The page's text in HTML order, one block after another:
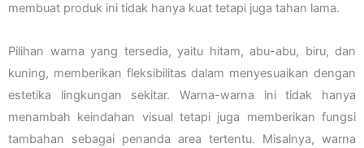
membuat produk ini tidak hanya kuat tetapi juga tahan lama.
Pilihan warna yang tersedia, yaitu hitam, abu-abu, biru, dan
kuning, memberikan fleksibilitas dalam menyesuaikan dengan
estetika lingkungan sekitar. Warna-warna ini tidak hanya
menambah keindahan visual tetapi juga memberikan fungsi
tambahan sebagai penanda area tertentu. Misalnya, warna